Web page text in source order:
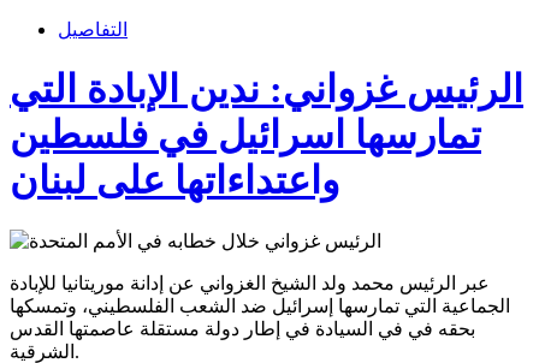
التفاصيل
الرئيس غزواني: ندين الإبادة التي
تمارسها اسرائيل في فلسطين
واعتداءاتها على لبنان
عبر الرئيس محمد ولد الشيخ الغزواني عن إدانة موريتانيا للإبادة
الجماعية التي تمارسها إسرائيل ضد الشعب الفلسطيني، وتمسكها
بحقه في في السيادة في إطار دولة مستقلة عاصمتها القدس
الشرقية.